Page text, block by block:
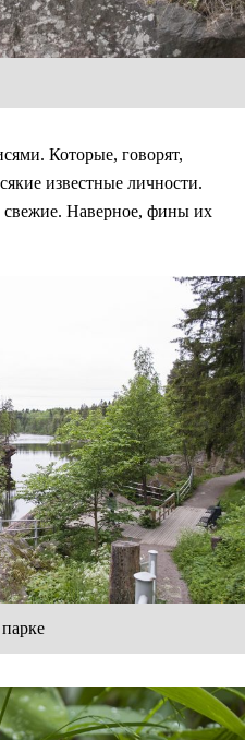
Которые, говорят,
известные личности.
Наверное, фины их